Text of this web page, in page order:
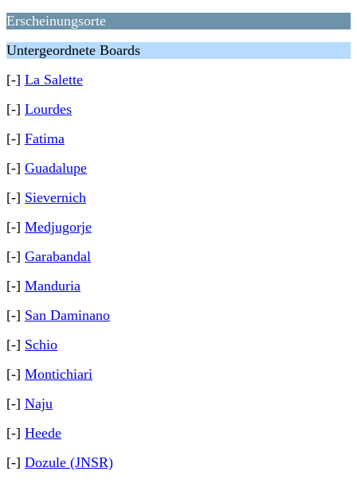
Erscheinungsorte
Untergeordnete Boards
[-] La Salette
[-] Lourdes
[-] Fatima
[-] Guadalupe
[-] Sievernich
[-] Medjugorje
[-] Garabandal
[-] Manduria
[-] San Daminano
[-] Schio
[-] Montichiari
[-] Naju
[-] Heede
[-] Dozule (JNSR)